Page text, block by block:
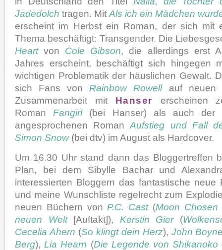
Jadedolch tragen. Mit Als ich ein Mädchen
erscheint im Herbst ein Roman, der sich mit
Thema beschäftigt: Transgender. Die
Heartvon Cole Gibson, die allerdings erst
Jahres erscheint, beschäftigt sich hingegen
wichtigen Problematik der häuslichen Gewalt.
sich Fans von Rainbow Rowellauf neuen
Zusammenarbeit mit Hanser erscheinen
Roman Fangirl(bei Hanser) als auch der
angesprochenen RomanAufstieg und Fall
Simon Snow(bei dtv) im August als Hardcover.
Um 16.30 Uhr stand dann das Bloggertreffen
Plan, bei dem Sibylle Bachar und
interessierten Bloggern das fantastische neue
und meine Wunschliste regelrecht zum
neuen Büchern von P.C. Cast(Moon
neuen Welt[Auftakt]), Kerstin Gier(
Cecelia Ahern (So klingt dein Herz), John
Berg), Lia Hearn (Die Legende von